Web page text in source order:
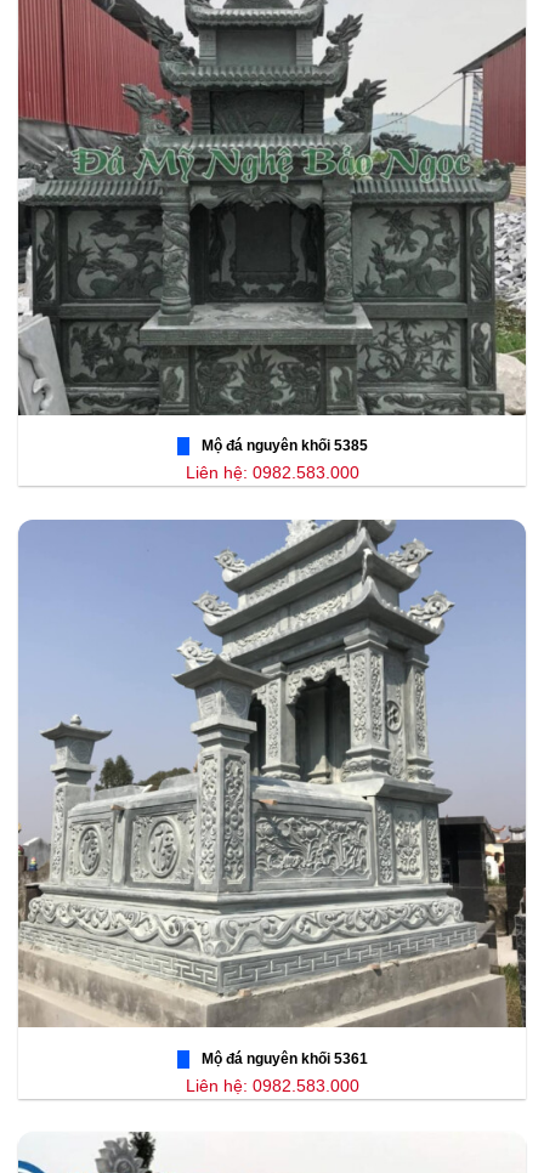
Mộ đá nguyên khối 5385
Liên hệ: 0982.583.000
Mộ đá nguyên khối 5361
Liên hệ: 0982.583.000